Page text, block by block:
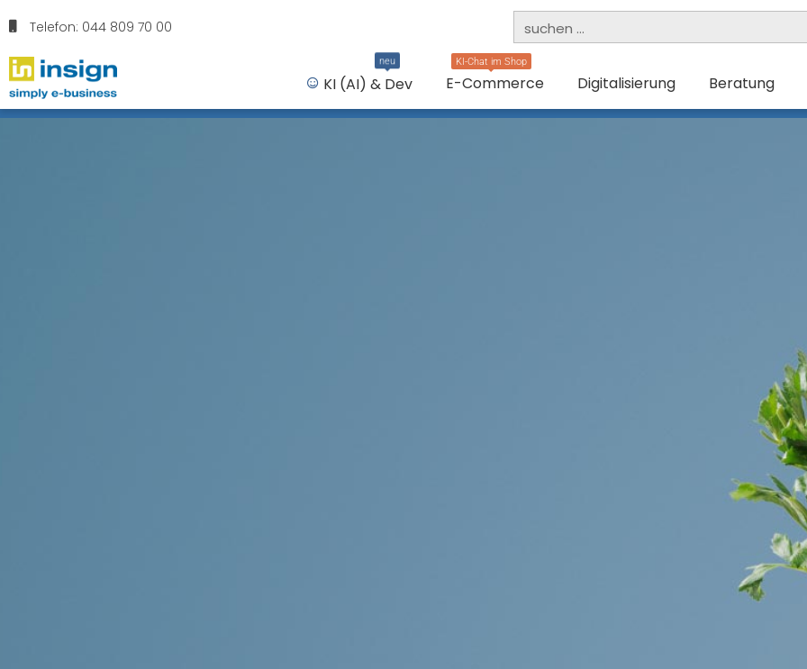
Telefon: 044 809 70 00
KI (AI) & Dev
neu
E-Commerce
KI-Chat im Shop
Digitalisierung Beratung